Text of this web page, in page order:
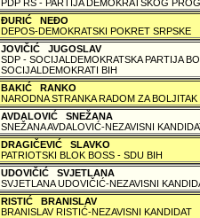
PDP RS - PARTIJA DEMOKRATSKOG
ÐURIĆ NEÐO
DEPOS-DEMOKRATSKI POKRET SRPSKE
JOVIČIĆ JUGOSLAV
SDP - SOCIJALDEMOKRATSKA PARTIJA
SOCIJALDEMOKRATI BIH
BAKIĆ RANKO
NARODNA STRANKA RADOM ZA BOLJITAK
AVDALOVIĆ SNEŽANA
SNEŽANA AVDALOVIĆ-NEZAVISNI
DRAGIČEVIĆ SLAVKO
PATRIOTSKI BLOK BOSS - SDU BIH
UDOVIČIĆ SVJETLANA
SVJETLANA UDOVIČIĆ-NEZAVISNI
RISTIĆ BRANISLAV
BRANISLAV RISTIĆ-NEZAVISNI KANDIDAT